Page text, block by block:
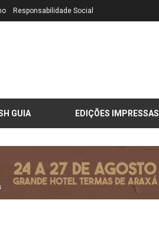
Responsabilidade Social
GUIA EDIÇÕES IMPRESSAS